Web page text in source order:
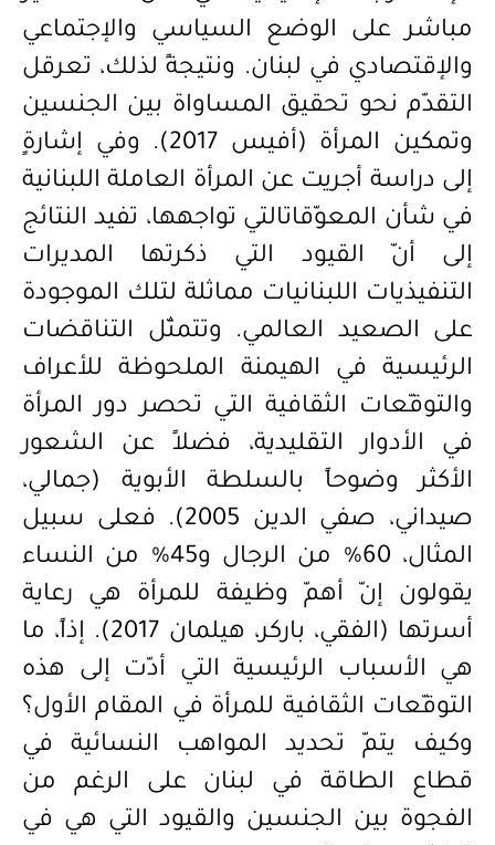
مباشر على الوضع السياسي والإجتماعي
والإقتصادي في لبنان. ونتيجةً لذلك، تعرقل
التقدّم نحو تحقيق المساواة بين الجنسين
وتمكين المرأة (أفيس 2017). وفي إشارةٍ
إلى دراسة أجريت عن المرأة العاملة اللبنانية
في شأن المعوّقاتالتي تواجهها، تفيد النتائج
إلى أنّ القيود التي ذكرتها المديرات
التنفيذيات اللبنانيات مماثلة لتلك الموجودة
على الصعيد العالمي. وتتمثّل التناقضات
الرئيسية في الهيمنة الملحوظة للأعراف
والتوقّعات الثقافية التي تحصر دور المرأة
في الأدوار التقليدية، فضلاً عن الشعور
الأكثر وضوحاً بالسلطة الأبوية (جمالي،
صيداني، صفي الدين 2005). فعلى سبيل
المثال، 60% من الرجال و45% من النساء
يقولون إنّ أهمّ وظيفة للمرأة هي رعاية
أسرتها (الفقي، باركر، هيلمان 2017). إذاً، ما
هي الأسباب الرئيسية التي أدّت إلى هذه
التوقّعات الثقافية للمرأة في المقام الأول؟
وكيف يتمّ تحديد المواهب النسائية في
قطاع الطاقة في لبنان على الرغم من
الفجوة بين الجنسين والقيود التي هي في